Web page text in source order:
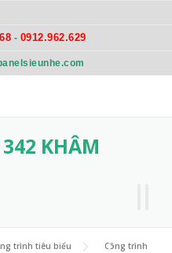
- 0912.962.629
KHÂM
trình tiêu biểu >
Công trình